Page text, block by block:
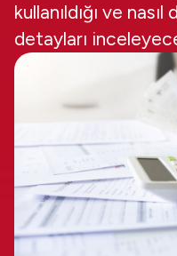
kullanıldığı ve
detayları